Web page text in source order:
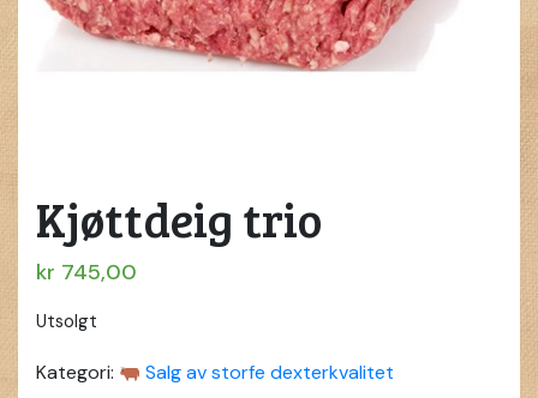
Kjøttdeig trio
kr 745,00
Utsolgt
Kategori: Salg av storfe dexterkvalitet